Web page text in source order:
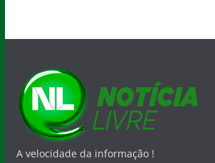
A velocidade da informação !